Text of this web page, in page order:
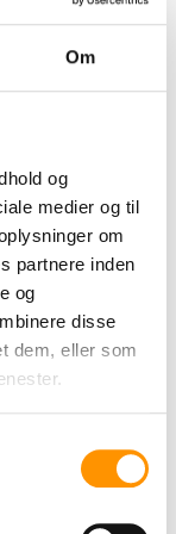
Om
og
medier og til
om
partnere inden
og
disse
dem, eller som
og små
-
uden
vask. Selv
uden